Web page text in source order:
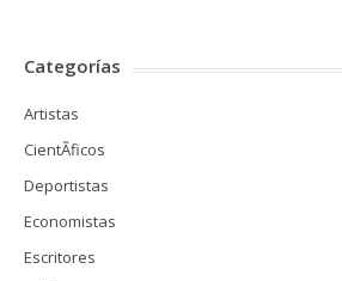
Categorías
Artistas
CientÃ­ficos
Deportistas
Economistas
Escritores